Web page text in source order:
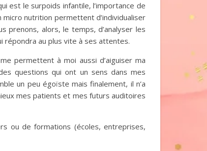
est le surpoids infantile, l’importance de
nutrition permettent d’individualiser
alors, le temps, d’analyser les
répondra au plus vite à ses attentes.
permettent à moi aussi d’aiguiser ma
questions qui ont un sens dans mes
un peu égoïste mais finalement, il n’a
mes patients et mes futurs auditoires
ou de formations (écoles, entreprises,